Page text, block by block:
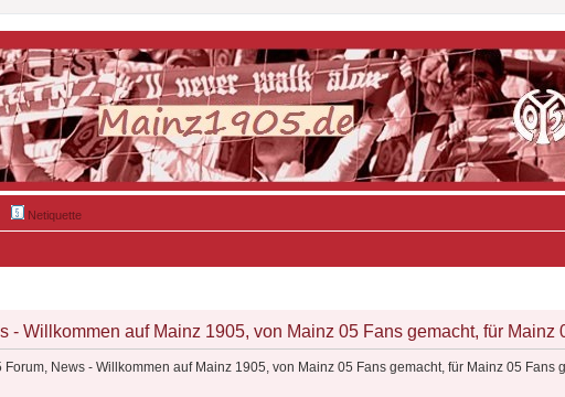
Netiquette
- Willkommen auf Mainz 1905, von Mainz 05 Fans gemacht, für Mainz
Forum, News - Willkommen auf Mainz 1905, von Mainz 05 Fans gemacht, für Mainz 05